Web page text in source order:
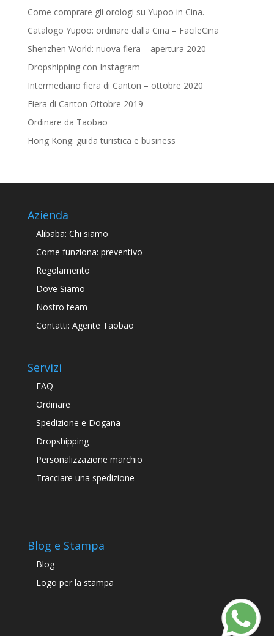
Come comprare gli orologi su Yupoo in Cina.
Catalogo Yupoo: ordinare dalla Cina – FacileCina
Shenzhen World: nuova fiera – apertura 2020
Dropshipping con Instagram
Intermediario fiera di Canton – ottobre 2020
Fiera di Canton Ottobre 2019
Ordinare da Taobao
Hong Kong: guida turistica e business
Azienda
Alibaba: Chi siamo
Come funziona: preventivo
Regolamento
Dove Siamo
Nostro team
Contatti: Agente Taobao
Servizi
FAQ
Ordinare
Spedizione e Dogana
Dropshipping
Personalizzazione marchio
Tracciare una spedizione
Blog e Stampa
Blog
Logo per la stampa